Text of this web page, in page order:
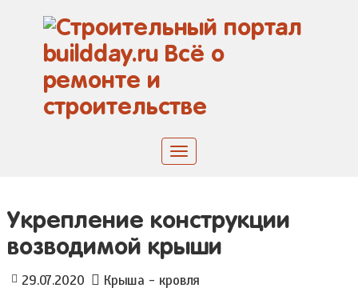
content
Toggle
Укрепление конструкции
возводимой крыши
29.07.2020 Крыша - кровля